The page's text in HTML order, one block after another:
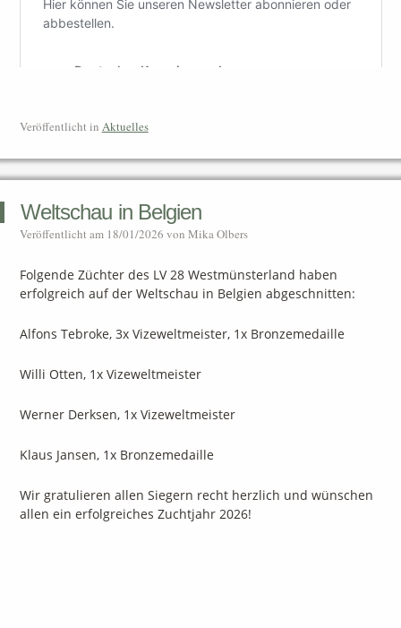
Veröffentlicht in Aktuelles
Weltschau in Belgien
Veröffentlicht am 18/01/2026 von Mika Olbers
Folgende Züchter des LV 28 Westmünsterland haben
erfolgreich auf der Weltschau in Belgien abgeschnitten:
Alfons Tebroke, 3x Vizeweltmeister, 1x Bronzemedaille
Willi Otten, 1x Vizeweltmeister
Werner Derksen, 1x Vizeweltmeister
Klaus Jansen, 1x Bronzemedaille
Wir gratulieren allen Siegern recht herzlich und wünschen
allen ein erfolgreiches Zuchtjahr 2026!